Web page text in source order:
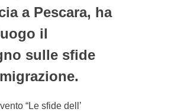
a Pescara, ha
il
sulle sfide
“Le sfide dell’